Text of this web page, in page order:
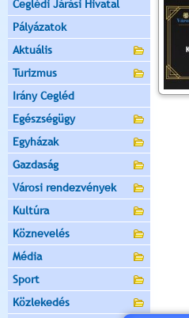
Ceglédi Járási Hivatal
Pályázatok
Aktuális
Turizmus
Irány Cegléd
Egészségügy
Egyházak
Gazdaság
Városi rendezvények
Kultúra
Köznevelés
Média
Sport
Közlekedés